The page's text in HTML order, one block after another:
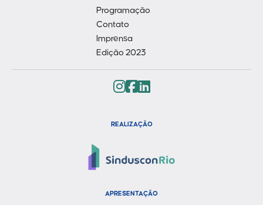
Programação
Contato
Imprensa
Edição 2023
REALIZAÇÃO
APRESENTAÇÃO